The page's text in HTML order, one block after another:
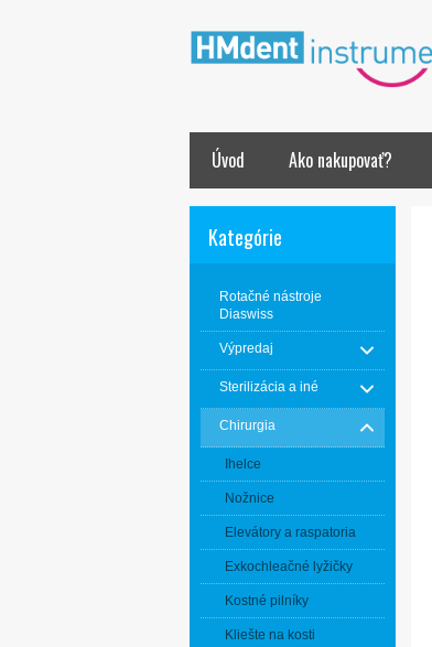
Úvod Ako nakupovať?
Kategórie
Rotačné nástroje
Diaswiss
Výpredaj
Sterilizácia a iné
Chirurgia
Ihelce
Nožnice
Elevátory a raspatoria
Exkochleačné lyžičky
Kostné pilníky
Kliešte na kosti